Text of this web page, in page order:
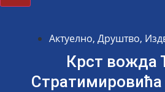
Актуелно, Друштво,
Крст вожда